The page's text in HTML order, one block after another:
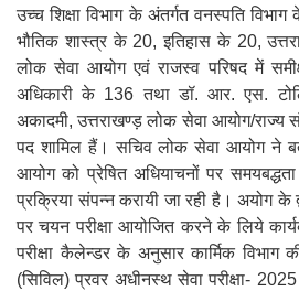
उच्च शिक्षा विभाग के अंतर्गत वनस्पति
भौतिक शास्त्र के 20, इतिहास के 20,
लोक सेवा आयोग एवं राजस्व परिषद में
अधिकारी के 136 तथा डॉ. आर. एस.
अकादमी, उत्तराखण्ड़ लोक सेवा आयोग/राज्य
पद शामिल हैं। सचिव लोक सेवा आयोग ने
आयोग को प्रेषित अधियाचनों पर
प्रक्रिया संपन्न करायी जा रही है। अयोग के
पर चयन परीक्षा आयोजित करने के लिये
परीक्षा कैलेन्डर के अनुसार कार्मिक विभाग
(सिविल) प्रवर अधीनस्थ सेवा परीक्षा-